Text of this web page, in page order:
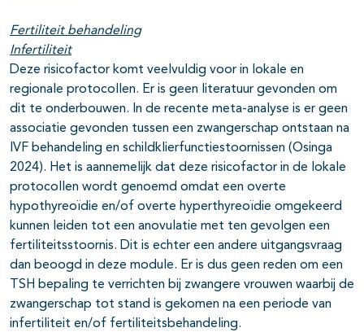
Fertiliteit behandeling
Infertiliteit
Deze risicofactor komt veelvuldig voor in lokale en
regionale protocollen. Er is geen literatuur gevonden om
dit te onderbouwen. In de recente meta-analyse is er geen
associatie gevonden tussen een zwangerschap ontstaan na
IVF behandeling en schildklierfunctiestoornissen (Osinga
2024). Het is aannemelijk dat deze risicofactor in de lokale
protocollen wordt genoemd omdat een overte
hypothyreoïdie en/of overte hyperthyreoïdie omgekeerd
kunnen leiden tot een anovulatie met ten gevolgen een
fertiliteitsstoornis. Dit is echter een andere uitgangsvraag
dan beoogd in deze module. Er is dus geen reden om een
TSH bepaling te verrichten bij zwangere vrouwen waarbij de
zwangerschap tot stand is gekomen na een periode van
infertiliteit en/of fertiliteitsbehandeling.